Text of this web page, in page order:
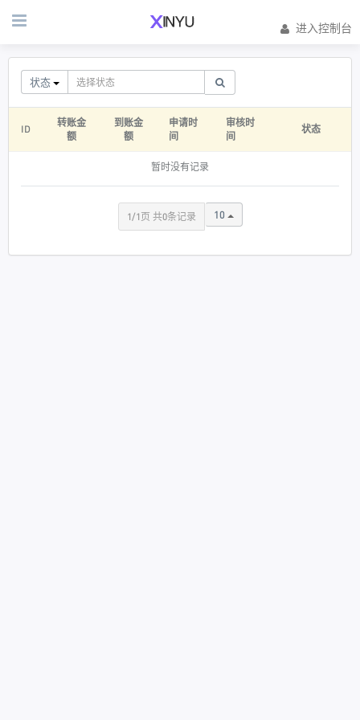
进入控制台
状态
ID
转账金
额
到账金
额
申请时
间
审核时
间
状态
暂时没有记录
1/1页 共0条记录 10